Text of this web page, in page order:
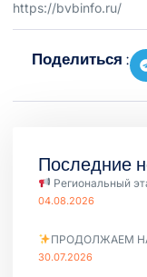
https://bvbinfo.ru/
Поделиться :
Последние
Региональный
04.08.2026
ПРОДОЛЖАЕМ
30.07.2026